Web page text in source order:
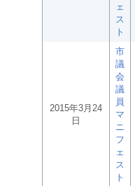
ェ
ス
ト
2015年3月24
日
市
議
会
議
員
マ
ニ
フ
ェ
ス
ト